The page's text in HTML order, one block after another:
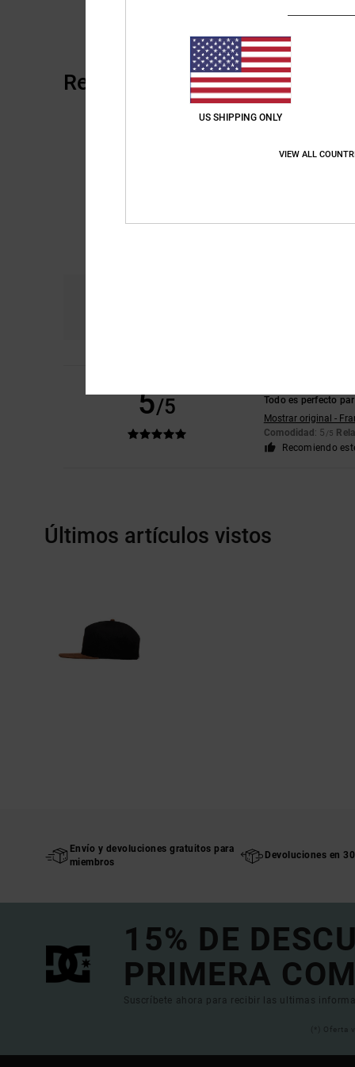
Reseñas de los clientes
5/5
Todo es perfecto
Mostrar original -
Comodidad : 5 /5
Recomiendo
Últimos artículos vistos
Envío y devoluciones gratuitos para
miembros
Devoluciones en
15% DE
PRIMERA
Suscríbete ahora para recibir las ultimas
(*)
US SHIPPING ONLY
VIEW ALL